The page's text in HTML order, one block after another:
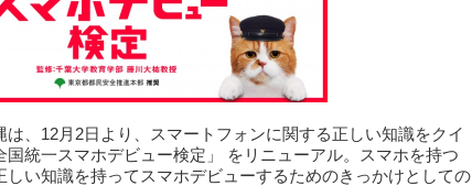
、12月2日より、スマートフォンに関する正しい知識をクイ
統一スマホデビュー検定」 をリニューアル。スマホを持つ
い知識を持ってスマホデビューするためのきっかけとしての